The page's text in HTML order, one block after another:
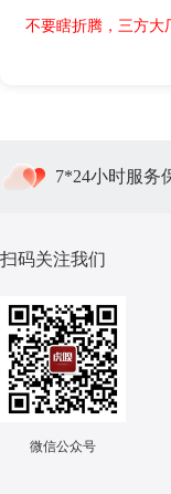
不要瞎折腾，三方大
7*24小时服务
扫码关注我们
微信公众号